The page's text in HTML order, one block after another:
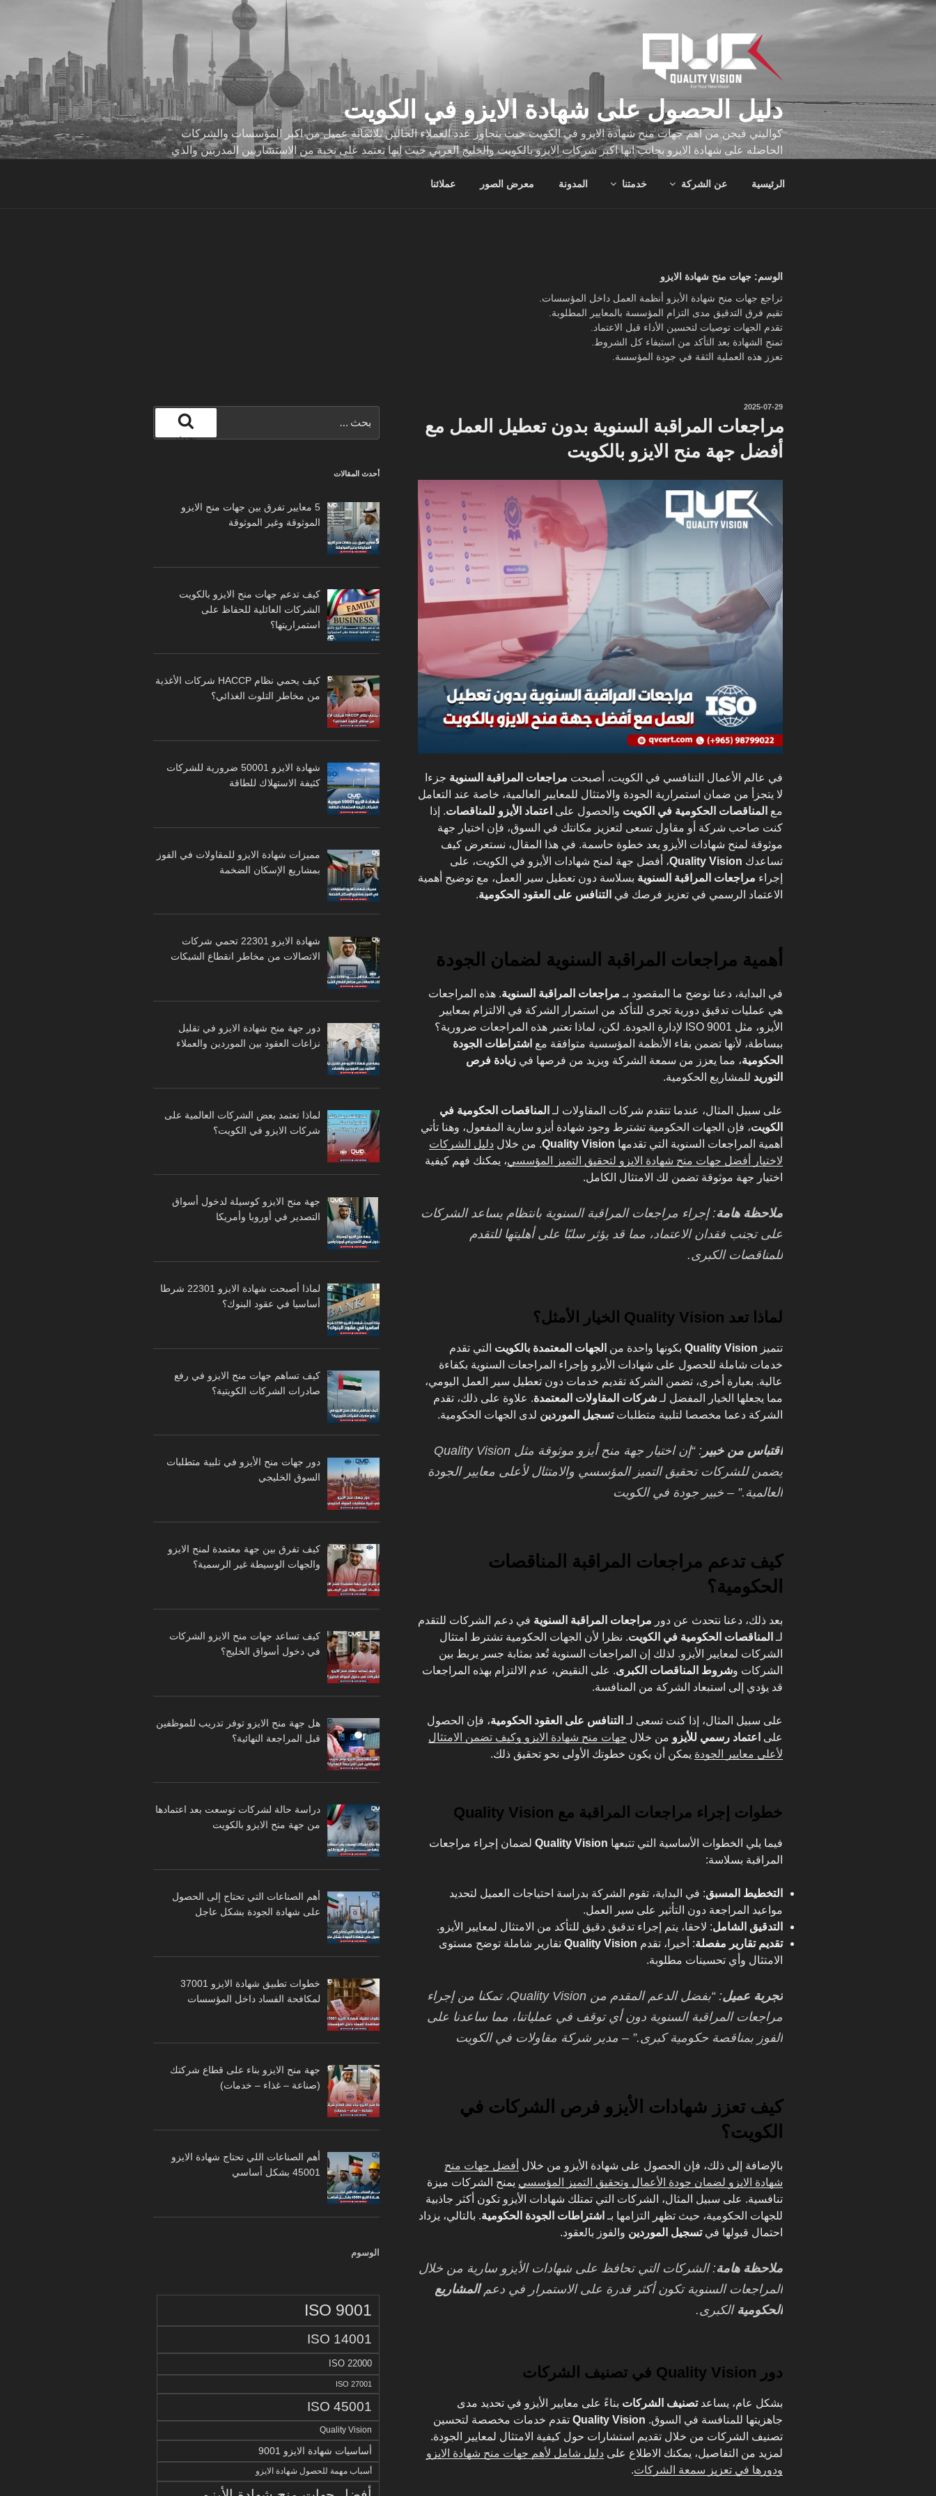
التجاوز
دليل الحصول على شهادة الايزو في الكويت
كواليتي فيجن من اهم جهات منح شهادة الايزو في الكويت حيث يتجاوز عدد العملاء الحالين ثلاثمائة عميل من اكبر المؤسسات والشركات
الحاصله على شهادة الايزو بجانب انها اكبر شركات الايزو بالكويت والخليج العربي حيث انها تعتمد على نخبة من الاستشاريين المدربين والذي
الرئيسية عن الشركة خدمتنا المدونة معرض الصور عملائنا
الوسم: جهات منح شهادة الايزو
تراجع جهات منح شهادة الأيزو أنظمة العمل داخل المؤسسات.
تقيم فرق التدقيق مدى التزام المؤسسة بالمعايير المطلوبة.
تقدم الجهات توصيات لتحسين الأداء قبل الاعتماد.
تمنح الشهادة بعد التأكد من استيفاء كل الشروط.
تعزز هذه العملية الثقة في جودة المؤسسة.
نُشر
2025-07-29
مراجعات المراقبة السنوية بدون تعطيل العمل مع
أفضل جهة منح الايزو بالكويت
في عالم الأعمال التنافسي في الكويت، أصبحت مراجعات المراقبة السنوية جزءا
لا يتجزأ من ضمان استمرارية الجودة والامتثال للمعايير العالمية، خاصة عند التعامل
مع المناقصات الحكومية في الكويت والحصول على اعتماد الأيزو للمناقصات. إذا
كنت صاحب شركة أو مقاول تسعى لتعزيز مكانتك في السوق، فإن اختيار جهة
موثوقة لمنح شهادات الأيزو يعد خطوة حاسمة. في هذا المقال، نستعرض كيف
تساعدك Quality Vision، أفضل جهة لمنح شهادات الأيزو في الكويت، على
إجراء مراجعات المراقبة السنوية بسلاسة دون تعطيل سير العمل، مع توضيح أهمية
الاعتماد الرسمي في تعزيز فرصك في التنافس على العقود الحكومية.
أهمية مراجعات المراقبة السنوية لضمان الجودة
في البداية، دعنا نوضح ما المقصود بـ مراجعات المراقبة السنوية. هذه المراجعات
هي عمليات تدقيق دورية تجرى للتأكد من استمرار الشركة في الالتزام بمعايير
الأيزو، مثل ISO 9001 لإدارة الجودة. لكن، لماذا تعتبر هذه المراجعات ضرورية؟
ببساطة، لأنها تضمن بقاء الأنظمة المؤسسية متوافقة مع اشتراطات الجودة
الحكومية، مما يعزز من سمعة الشركة ويزيد من فرصها في زيادة فرص
التوريد للمشاريع الحكومية.
على سبيل المثال، عندما تتقدم شركات المقاولات لـ المناقصات الحكومية في
الكويت، فإن الجهات الحكومية تشترط وجود شهادة أيزو سارية المفعول، وهنا تأتي
أهمية المراجعات السنوية التي تقدمها Quality Vision. من خلال دليل الشركات
لاختيار أفضل جهات منح شهادة الايزو لتحقيق التميز المؤسسي، يمكنك فهم كيفية
اختيار جهة موثوقة تضمن لك الامتثال الكامل.
ملاحظة هامة: إجراء مراجعات المراقبة السنوية بانتظام يساعد الشركات
على تجنب فقدان الاعتماد، مما قد يؤثر سلبًا على أهليتها للتقدم
للمناقصات الكبرى.
لماذا تعد Quality Vision الخيار الأمثل؟
تتميز Quality Vision بكونها واحدة من الجهات المعتمدة بالكويت التي تقدم
خدمات شاملة للحصول على شهادات الأيزو وإجراء المراجعات السنوية بكفاءة
عالية. بعبارة أخرى، تضمن الشركة تقديم خدمات دون تعطيل سير العمل اليومي،
مما يجعلها الخيار المفضل لـ شركات المقاولات المعتمدة. علاوة على ذلك، تقدم
الشركة دعما مخصصا لتلبية متطلباتتسجيل الموردين لدى الجهات الحكومية.
اقتباس من خبير
: “إن اختيار جهة منح أيزو موثوقة مثل Quality Vision
يضمن للشركات تحقيق التميز المؤسسي والامتثال لأعلى معايير الجودة
العالمية.” – خبير جودة في الكويت
كيف تدعم مراجعات المراقبة المناقصات
الحكومية؟
بعد ذلك، دعنا نتحدث عن دور مراجعات المراقبة السنوية في دعم الشركات للتقدم
لـ المناقصات الحكومية في الكويت. نظرا لأن الجهات الحكومية تشترط امتثال
الشركات لمعايير الأيزو. لذلك إن المراجعات السنوية تُعد بمثابة جسر يربط بين
الشركات وشروط المناقصات الكبرى. على النقيض، عدم الالتزام بهذه المراجعات
قد يؤدي إلى استبعاد الشركة من المنافسة.
على سبيل المثال، إذا كنت تسعى لـ التنافس على العقود الحكومية، فإن الحصول
على اعتماد رسمي للأيزو من خلال جهات منح شهادة الايزو وكيف تضمن الامتثال
لأعلى معايير الجودة يمكن أن يكون خطوتك الأولى نحو تحقيق ذلك.
خطوات إجراء مراجعات المراقبة مع Quality Vision
فيما يلي الخطوات الأساسية التي تتبعها Quality Vision لضمان إجراء مراجعات
المراقبة بسلاسة:
التخطيط المسبق: في البداية، تقوم الشركة بدراسة احتياجات العميل لتحديد
مواعيد المراجعة دون التأثير على سير العمل.
التدقيق الشامل: لاحقا، يتم إجراء تدقيق دقيق للتأكد من الامتثال لمعايير الأيزو.
تقديم تقارير مفصلة: أخيرا، تقدم Quality Vision تقارير شاملة توضح مستوى
الامتثال وأي تحسينات مطلوبة.
تجربة عميل
: “بفضل الدعم المقدم من Quality Vision، تمكنا من إجراء
مراجعات المراقبة السنوية دون أي توقف في عملياتنا، مما ساعدنا على
الفوز بمناقصة حكومية كبرى.” – مدير شركة مقاولات في الكويت
كيف تعزز شهادات الأيزو فرص الشركات في
الكويت؟
بالإضافة إلى ذلك، فإن الحصول على شهادة الأيزو من خلال أفضل جهات منح
شهادة الايزو لضمان جودة الأعمال وتحقيق التميز المؤسسي يمنح الشركات ميزة
تنافسية. على سبيل المثال، الشركات التي تمتلك شهادات الأيزو تكون أكثر جاذبية
للجهات الحكومية، حيث تظهر التزامها بـ اشتراطات الجودة الحكومية. بالتالي، يزداد
احتمال قبولها فيتسجيل الموردين والفوز بالعقود.
ملاحظة هامة: الشركات التي تحافظ على شهادات الأيزو سارية من خلال
المراجعات السنوية تكون أكثر قدرة على الاستمرار في دعمالمشاريع
الحكومية الكبرى.
دور Quality Vision في تصنيف الشركات
بشكل عام، يساعدتصنيف الشركات بناءً على معايير الأيزو في تحديد مدى
جاهزيتها للمنافسة في السوق. Quality Vision تقدم خدمات مخصصة لتحسين
تصنيف الشركات من خلال تقديم استشارات حول كيفية الامتثال لمعايير الجودة.
لمزيد من التفاصيل، يمكنك الاطلاع على دليل شامل لأهم جهات منح شهادة الايزو
ودورها في تعزيز سمعة الشركات.
عن:
بحث
أحدث المقالات
5 معايير تفرق بين جهات منح الايزو
الموثوقة وغير الموثوقة
كيف تدعم جهات منح الايزو بالكويت
الشركات العائلية للحفاظ على
استمراريتها؟
كيف يحمي نظام HACCP شركات الأغذية
من مخاطر التلوث الغذائي؟
شهادة الايزو 50001 ضرورية للشركات
كثيفة الاستهلاك للطاقة
مميزات شهادة الايزو للمقاولات في الفوز
بمشاريع الإسكان الضخمة
شهادة الايزو 22301 تحمي شركات
الاتصالات من مخاطر انقطاع الشبكات
دور جهة منح شهادة الايزو في تقليل
نزاعات العقود بين الموردين والعملاء
لماذا تعتمد بعض الشركات العالمية على
شركات الايزو في الكويت؟
جهة منح الايزو كوسيلة لدخول أسواق
التصدير في أوروبا وأمريكا
لماذا أصبحت شهادة الايزو 22301 شرطا
أساسيا في عقود البنوك؟
كيف تساهم جهات منح الايزو في رفع
صادرات الشركات الكويتية؟
دور جهات منح الأيزو في تلبية متطلبات
السوق الخليجي
كيف تفرق بين جهة معتمدة لمنح الايزو
والجهات الوسيطة غير الرسمية؟
كيف تساعد جهات منح الايزو الشركات
في دخول أسواق الخليج؟
هل جهة منح الايزو توفر تدريب للموظفين
قبل المراجعة النهائية؟
دراسة حالة لشركات توسعت بعد اعتمادها
من جهة منح الايزو بالكويت
أهم الصناعات التي تحتاج إلى الحصول
على شهادة الجودة بشكل عاجل
خطوات تطبيق شهادة الايزو 37001
لمكافحة الفساد داخل المؤسسات
جهة منح الايزو بناء على قطاع شركتك
(صناعة – غذاء – خدمات)
أهم الصناعات اللي تحتاج شهادة الايزو
45001 بشكل أساسي
الوسوم
ISO 9001
ISO 14001
ISO 22000
ISO 27001
ISO 45001
Quality Vision
أساسيات شهادة الايزو 9001
أسباب مهمة للحصول شهادة الايزو